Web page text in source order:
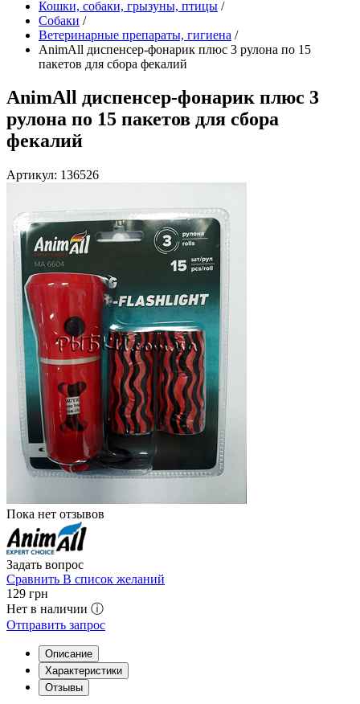
Кошки, собаки, грызуны, птицы /
Собаки /
Ветеринарные препараты, гигиена /
AnimAll диспенсер-фонарик плюс 3 рулона по 15
пакетов для сбора фекалий
AnimAll диспенсер-фонарик плюс 3
рулона по 15 пакетов для сбора
фекалий
Артикул: 136526
Пока нет отзывов
Задать вопрос
Сравнить В список желаний
129 грн
Нет в наличии ⓘ
Отправить запрос
Описание
Характеристики
Отзывы